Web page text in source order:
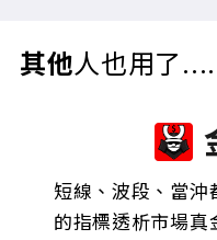
其他人也用了....
短線、波段、當沖
的指標透析市場真